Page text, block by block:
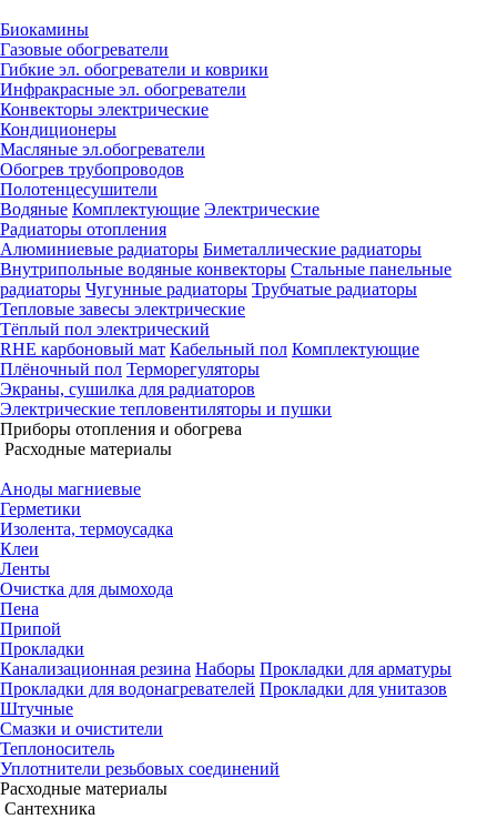
Биокамины
Газовые обогреватели
Гибкие эл. обогреватели и коврики
Инфракрасные эл. обогреватели
Конвекторы электрические
Кондиционеры
Масляные эл.обогреватели
Обогрев трубопроводов
Полотенцесушители
Водяные Комплектующие Электрические
Радиаторы отопления
Алюминиевые радиаторы Биметаллические радиаторы
Внутрипольные водяные конвекторы Стальные панельные
радиаторы Чугунные радиаторы Трубчатые радиаторы
Тепловые завесы электрические
Тёплый пол электрический
RHE карбоновый мат Кабельный пол Комплектующие
Плёночный пол Терморегуляторы
Экраны, сушилка для радиаторов
Электрические тепловентиляторы и пушки
Приборы отопления и обогрева
Расходные материалы
Аноды магниевые
Герметики
Изолента, термоусадка
Клеи
Ленты
Очистка для дымохода
Пена
Припой
Прокладки
Канализационная резина Наборы Прокладки для арматуры
Прокладки для водонагревателей Прокладки для унитазов
Штучные
Смазки и очистители
Теплоноситель
Уплотнители резьбовых соединений
Расходные материалы
Сантехника